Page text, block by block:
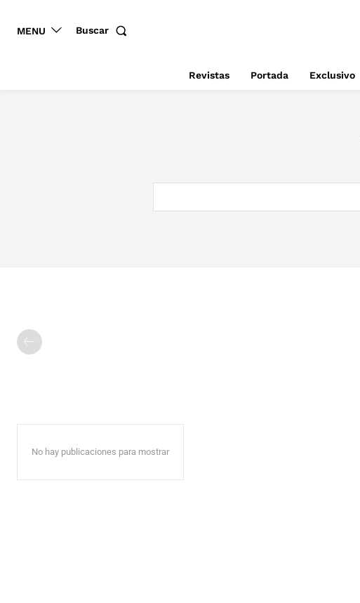
MENU Buscar
Revistas Portada Exclusivo
No hay publicaciones para mostrar